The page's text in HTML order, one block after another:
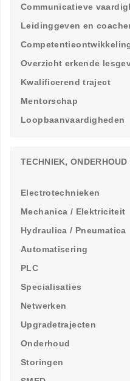
Communicatieve
Leidinggeven en
Overzicht erkende
Kwalificerend traject
Mentorschap
Loopbaanvaardigheden
TECHNIEK,
Electrotechnieken
Mechanica / Elektriciteit
Hydraulica / Pneumatica
Automatisering
PLC
Specialisaties
Netwerken
Upgradetrajecten
Onderhoud
Storingen